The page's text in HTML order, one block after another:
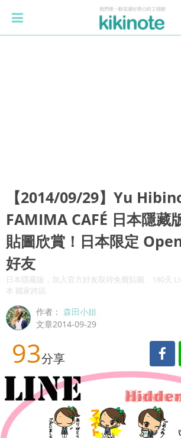
【2014/09/29】Yu
FAMIMA CAFÉ 日本隱藏
貼圖欣賞！日本限定
好友
日本隱藏版，加入官方好友取得免費貼圖、180天
本 國家跨區
作者：森田小姐
文章2014-09-29
93分享